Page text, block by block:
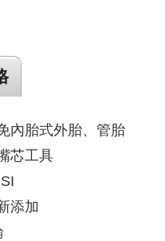
內胎式外胎、管胎
芯工具
添加